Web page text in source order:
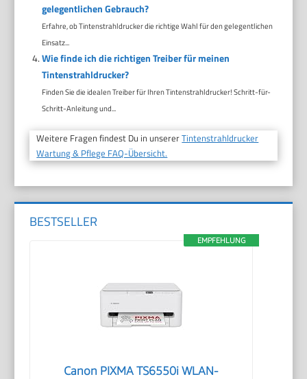
gelegentlichen Gebrauch?
Erfahre, ob Tintenstrahldrucker die richtige Wahl für den gelegentlichen
Einsatz...
Wie finde ich die richtigen Treiber für meinen
Tintenstrahldrucker?
Finden Sie die idealen Treiber für Ihren Tintenstrahldrucker! Schritt-für-
Schritt-Anleitung und...
Weitere Fragen findest Du in unsererTintenstrahldrucker
Wartung & Pflege FAQ-Übersicht.
BESTSELLER
EMPFEHLUNG
Canon PIXMA TS6550i WLAN-